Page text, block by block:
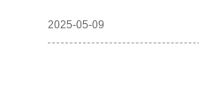
2025-05-09